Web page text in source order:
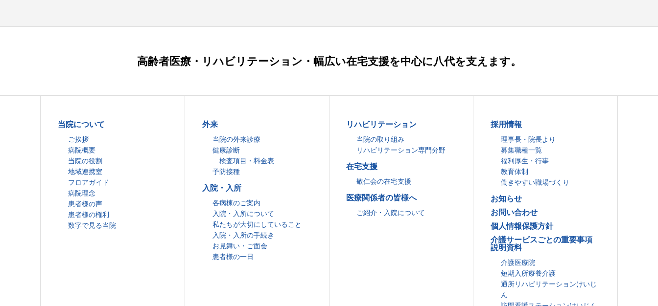
高齢者医療・リハビリテーション・幅広い在宅支援を中心に八代を支えます。
当院について
ご挨拶
病院概要
当院の役割
地域連携室
フロアガイド
病院理念
患者様の声
患者様の権利
数字で見る当院
外来
当院の外来診療
健康診断
検査項目・料金表
予防接種
入院・入所
各病棟のご案内
入院・入所について
私たちが大切にしていること
入院・入所の手続き
お見舞い・ご面会
患者様の一日
リハビリテーション
当院の取り組み
リハビリテーション専門分野
在宅支援
敬仁会の在宅支援
医療関係者の皆様へ
ご紹介・入院について
採用情報
理事長・院長より
募集職種一覧
福利厚生・行事
教育体制
働きやすい職場づくり
お知らせ
お問い合わせ
個人情報保護方針
介護サービスごとの重要事項
説明資料
介護医療院
短期入所療養介護
通所リハビリテーションけいじ
ん